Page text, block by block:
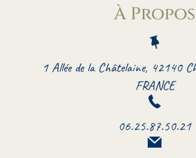
À Propos
1 Allée de la Châtelaine, 42140
FRANCE
06.25.87.50.21